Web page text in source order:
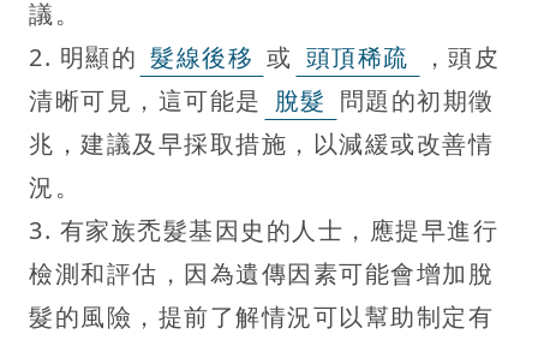
議。
2. 明顯的 髮線後移 或 頭頂稀疏
，頭皮
清晰可見，這可能是 脫髮 問題的初期徵
兆，建議及早採取措施，以減緩或改善情
況。
3. 有家族禿髮基因史的人士，應提早進行
檢測和評估，因為遺傳因素可能會增加脫
髮的風險，提前了解情況可以幫助制定有